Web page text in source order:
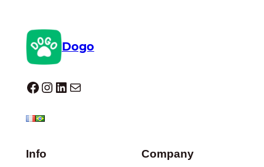
Dogo
Dogo facebook InstagramLinkedIn E-Mail
Info Company